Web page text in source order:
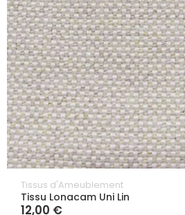
Tissus d'Ameublement
Tissu Lonacam Uni Lin
12,00 €